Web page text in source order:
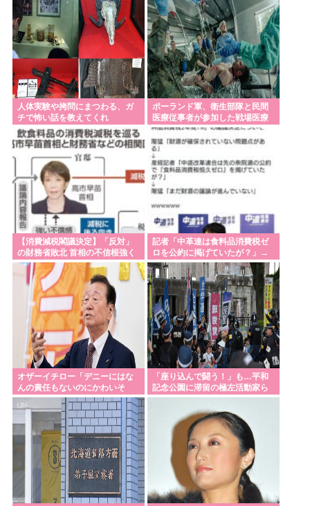
人体実験や拷問にまつわる、ガ
チで怖い話を教えてくれ
ポーランド軍、衛生部隊と民間
医療従事者が参加した戦場医療
訓練を実施！
【消費減税閣議決定】「反対」
の財務省敗北 首相の不信根強く
人事介入をちらつかされ…
記者「中革連は食料品消費税ゼ
ロを公約に掲げていたが？」→
階猛氏「それは財源確保という
条件付き」
オザーイチロー「デニーにはな
んの責任もないのにかわいそ
う…」
「座り込んで闘う！」も…平和
記念公園に滞留の極左活動家ら
広島県警が全員排除、6日朝